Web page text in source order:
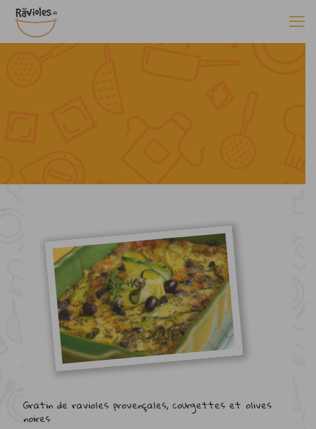
Gratin de ravioles provençales, courgettes et olives
noires